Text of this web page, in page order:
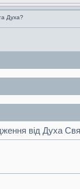
Духа?
від Духа